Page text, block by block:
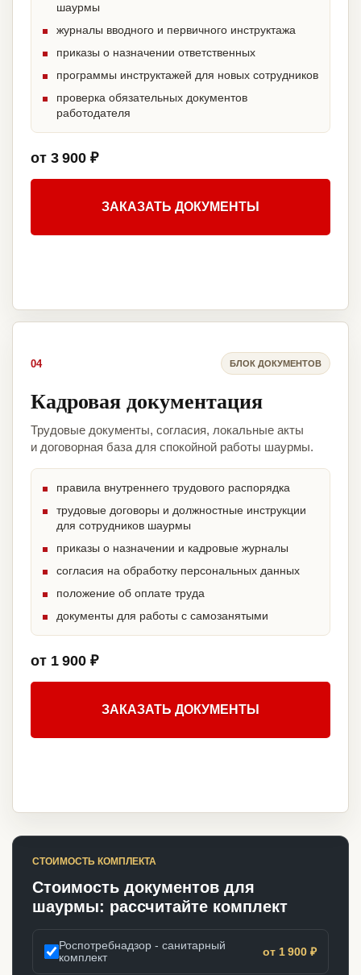
шаурмы
журналы вводного и первичного инструктажа
приказы о назначении ответственных
программы инструктажей для новых сотрудников
проверка обязательных документов
работодателя
от 3 900 ₽
ЗАКАЗАТЬ ДОКУМЕНТЫ
04 БЛОК ДОКУМЕНТОВ
Кадровая документация
Трудовые документы, согласия, локальные акты
и договорная база для спокойной работы шаурмы.
правила внутреннего трудового распорядка
трудовые договоры и должностные инструкции
для сотрудников шаурмы
приказы о назначении и кадровые журналы
согласия на обработку персональных данных
положение об оплате труда
документы для работы с самозанятыми
от 1 900 ₽
ЗАКАЗАТЬ ДОКУМЕНТЫ
СТОИМОСТЬ КОМПЛЕКТА
Стоимость документов для
шаурмы: рассчитайте комплект
Роспотребнадзор - санитарный
комплект
от 1 900 ₽